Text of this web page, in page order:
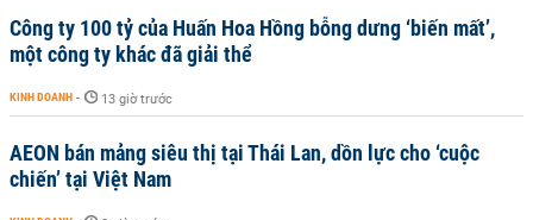
Công ty 100 tỷ của Huấn Hoa Hồng bỗng dưng ‘biến mất’,
một công ty khác đã giải thể
KINH DOANH - 13 giờ trước
AEON bán mảng siêu thị tại Thái Lan, dồn lực cho ‘cuộc
chiến’ tại Việt Nam